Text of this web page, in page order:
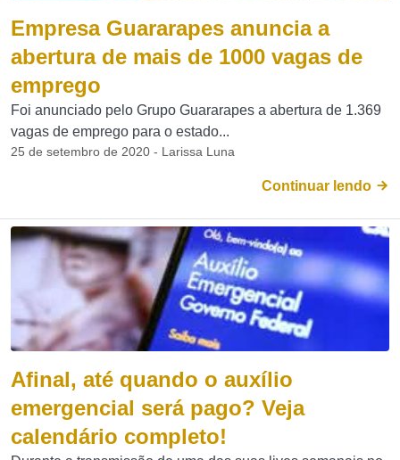
Empresa Guararapes anuncia a
abertura de mais de 1000 vagas de
emprego
Foi anunciado pelo Grupo Guararapes a abertura de 1.369
vagas de emprego para o estado...
25 de setembro de 2020 - Larissa Luna
Continuar lendo
Afinal, até quando o auxílio
emergencial será pago? Veja
calendário completo!